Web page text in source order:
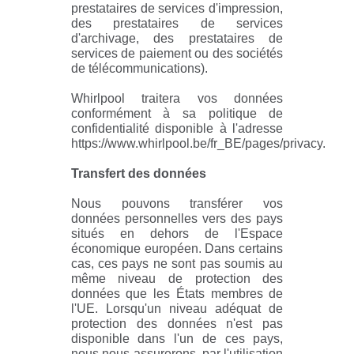
prestataires de services d'impression,
des prestataires de services
d'archivage, des prestataires de
services de paiement ou des sociétés
de télécommunications).
Whirlpool traitera vos données
conformément à sa politique de
confidentialité disponible à l'adresse
https://www.whirlpool.be/fr_BE/pages/privacy.
Transfert des données
Nous pouvons transférer vos
données personnelles vers des pays
situés en dehors de l'Espace
économique européen. Dans certains
cas, ces pays ne sont pas soumis au
même niveau de protection des
données que les États membres de
l'UE. Lorsqu'un niveau adéquat de
protection des données n'est pas
disponible dans l'un de ces pays,